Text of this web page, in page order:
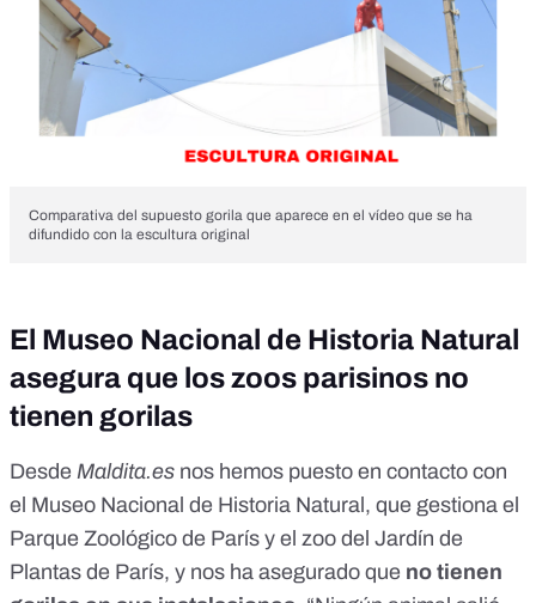
Comparativa del supuesto gorila que aparece en el vídeo que se ha
difundido con la escultura original
El Museo Nacional de Historia Natural
asegura que los zoos parisinos no
tienen gorilas
Desde Maldita.es nos hemos puesto en contacto con
el Museo Nacional de Historia Natural, que gestiona el
Parque Zoológico de París y el zoo del Jardín de
Plantas de París, y nos ha asegurado que no tienen